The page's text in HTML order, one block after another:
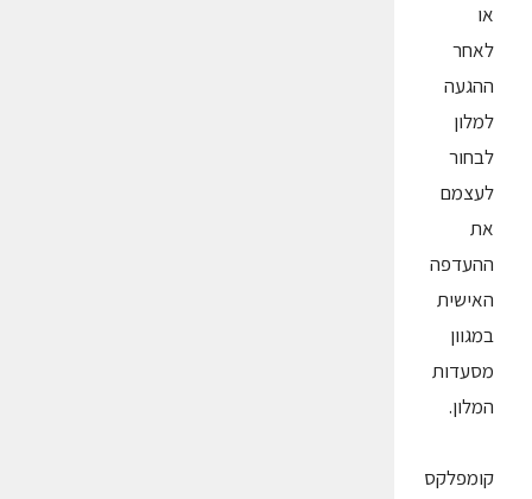
או
לאחר
ההגעה
למלון
לבחור
לעצמם
את
ההעדפה
האישית
במגוון
מסעדות
המלון.
קומפלקס